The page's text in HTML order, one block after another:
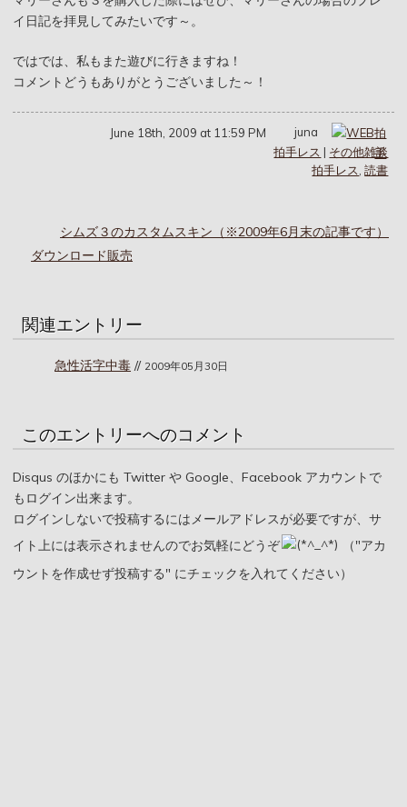
イ日記を拝見してみたいです～。
ではでは、私もまた遊びに行きますね！
コメントどうもありがとうございました～！
June 18th, 2009 at 11:59 PM
juna
拍手レス | その他雑談
拍手レス ,読書
シムズ３のカスタムスキン（※2009年6月末の記事です）
ダウンロード販売
関連エントリー
急性活字中毒 // 2009年05月30日
このエントリーへのコメント
Disqus のほかにも Twitter や Google、Facebook アカウントで
もログイン出来ます。
ログインしないで投稿するにはメールアドレスが必要ですが、サ
イト上には表示されませんのでお気軽にどうぞ
（"アカ
ウントを作成せず投稿する" にチェックを入れてください）